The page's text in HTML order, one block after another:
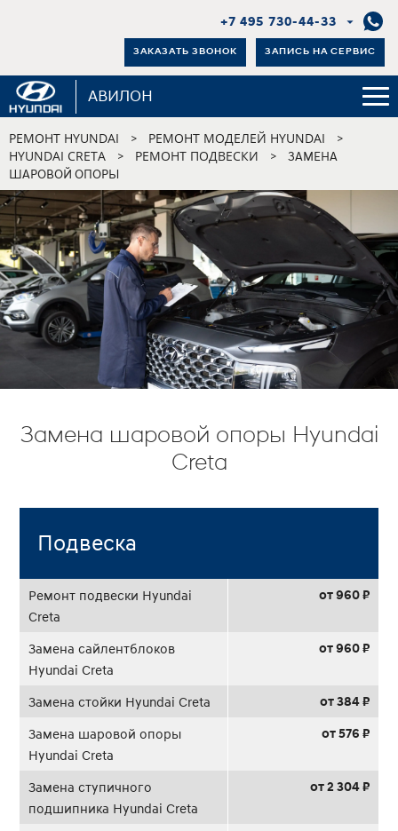
+7 495 730-44-33
ЗАКАЗАТЬ ЗВОНОК ЗАПИСЬ НА СЕРВИС
АВИЛОН
РЕМОНТ HYUNDAI > РЕМОНТ МОДЕЛЕЙ HYUNDAI >
HYUNDAI CRETA > РЕМОНТ ПОДВЕСКИ >
ЗАМЕНА
ШАРОВОЙ ОПОРЫ
Замена шаровой опоры Hyundai
Creta
Подвеска
Ремонт подвески Hyundai
Creta
от 960 ₽
Замена сайлентблоков
Hyundai Creta
от 960 ₽
Замена стойки Hyundai Creta от 384 ₽
Замена шаровой опоры
Hyundai Creta
от 576 ₽
Замена ступичного
подшипника Hyundai Creta
от 2 304 ₽